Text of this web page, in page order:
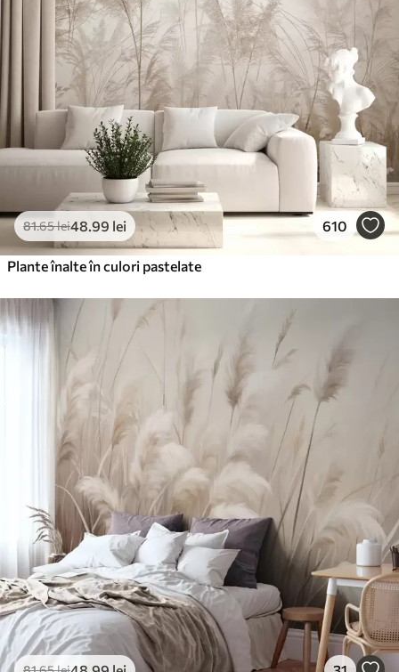
81.65lei48 .99 lei 610
Plante înalte în culori pastelate